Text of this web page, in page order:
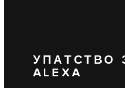
УПАТСТВО
ALEXA